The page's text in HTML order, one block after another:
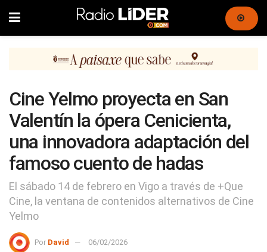
Cine Yelmo proyecta en San
Valentín la ópera Cenicienta,
una innovadora adaptación del
famoso cuento de hadas
El sábado 14 de febrero en Vigo a través de +Que
Cine, la ventana de contenidos alternativos de Cine
Yelmo
Por David 06/02/2026